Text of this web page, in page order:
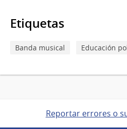
Etiquetas
Banda musical Educación
Reportar errores o